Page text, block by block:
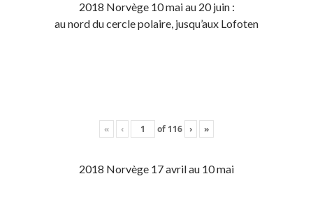
2018 Norvège 10 mai au 20 juin :
au nord du cercle polaire, jusqu’aux Lofoten
« ‹ of 116 › »
2018 Norvège 17 avril au 10 mai